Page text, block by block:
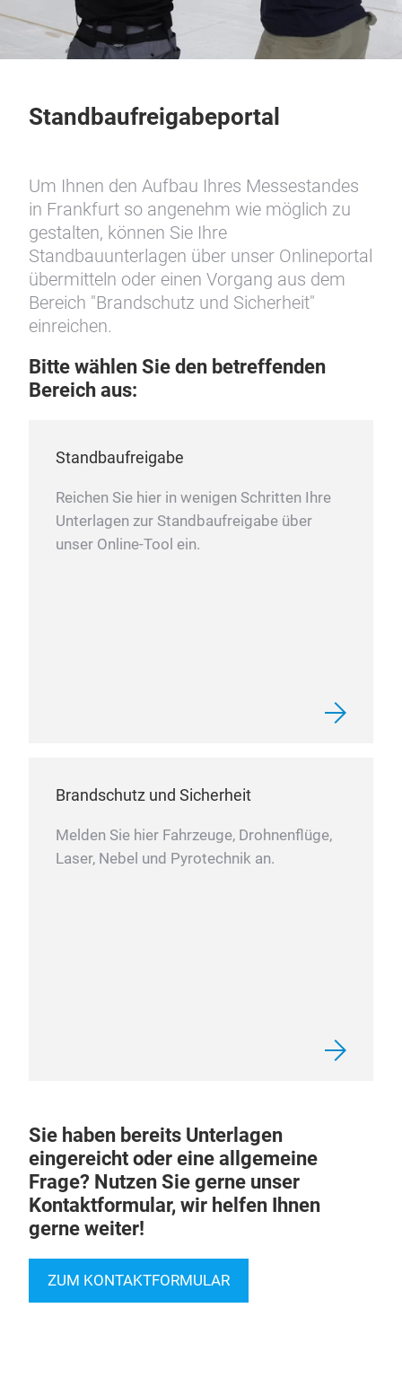
Standbaufreigabeportal
Um Ihnen den Aufbau Ihres Messestandes
in Frankfurt so angenehm wie möglich zu
gestalten, können Sie Ihre
Standbauunterlagen über unser Onlineportal
übermitteln oder einen Vorgang aus dem
Bereich "Brandschutz und Sicherheit"
einreichen.
Bitte wählen Sie den betreffenden
Bereich aus:
Standbaufreigabe
Reichen Sie hier in wenigen Schritten Ihre
Unterlagen zur Standbaufreigabe über
unser Online-Tool ein.
Brandschutz und Sicherheit
Melden Sie hier Fahrzeuge, Drohnenflüge,
Laser, Nebel und Pyrotechnik an.
Sie haben bereits Unterlagen
eingereicht oder eine allgemeine
Frage? Nutzen Sie gerne unser
Kontaktformular, wir helfen Ihnen
gerne weiter!
ZUM KONTAKTFORMULAR